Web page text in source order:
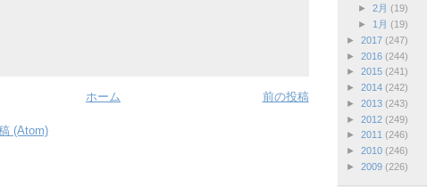
前の投稿
ホーム
(Atom)
► 2月 (19)
►
1月 (19)
► 2017 (247)
► 2016 (244)
► 2015 (241)
► 2014 (242)
► 2013 (243)
► 2012 (249)
► 2011 (246)
► 2010 (246)
► 2009 (226)